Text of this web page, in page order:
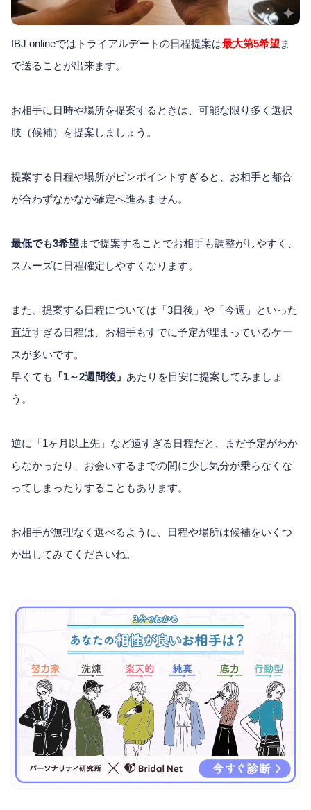
IBJ onlineではトライアルデートの日程提案は最大第5希望ま
で送ることが出来ます。
お相手に日時や場所を提案するときは、可能な限り多く選択
肢（候補）を提案しましょう。
提案する日程や場所がピンポイントすぎると、お相手と都合
が合わずなかなか確定へ進みません。
最低でも3希望まで提案することでお相手も調整がしやすく、
スムーズに日程確定しやすくなります。
また、提案する日程については「3日後」や「今週」といった
直近すぎる日程は、お相手もすでに予定が埋まっているケー
スが多いです。
早くても
「1～2週間後」 あたりを目安に提案してみましょ
う。
逆に「1ヶ月以上先」など遠すぎる日程だと、まだ予定がわか
らなかったり、お会いするまでの間に少し気分が乗らなくな
ってしまったりすることもあります。
お相手が無理なく選べるように、日程や場所は候補をいくつ
か出してみてくださいね。